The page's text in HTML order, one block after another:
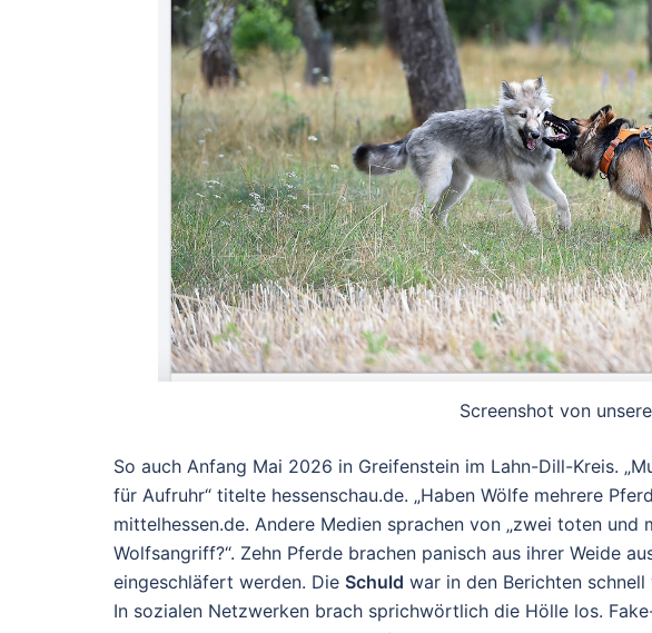
Screenshot von
So auch Anfang Mai 2026 in Greifenstein im Lahn-Dill-Kreis. „
für Aufruhr“ titelte hessenschau.de. „Haben Wölfe mehrere
mittelhessen.de. Andere Medien sprachen von „zwei toten und
Wolfsangriff?“. Zehn Pferde brachen panisch aus ihrer Weide
eingeschläfert werden. Die Schuld war in den Berichten
In sozialen Netzwerken brach sprichwörtlich die Hölle los.